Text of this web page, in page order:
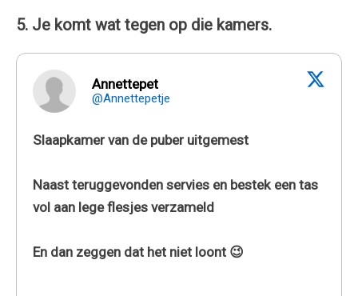
5. Je komt wat tegen op die kamers.
Annettepet
@Annettepetje
Slaapkamer van de puber uitgemest
Naast teruggevonden servies en bestek een tas
vol aan lege flesjes verzameld
En dan zeggen dat het niet loont 😉